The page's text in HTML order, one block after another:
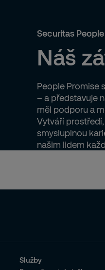
Securitas
Náš
People Promise
– a představuje
měl podporu a
Vytváří
smysluplnou
našim lidem
Služby